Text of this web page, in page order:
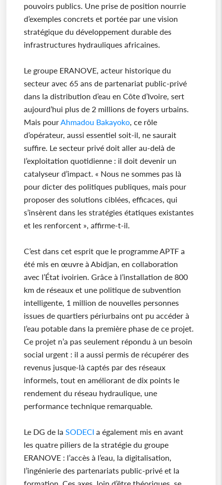
pouvoirs publics. Une prise de position nourrie
d’exemples concrets et portée par une vision
stratégique du développement durable des
infrastructures hydrauliques africaines.
Le groupe ERANOVE, acteur historique du
secteur avec 65 ans de partenariat public-privé
dans la distribution d’eau en Côte d’Ivoire, sert
aujourd’hui plus de 2 millions de foyers urbains.
Mais pourAhmadou Bakayoko, ce rôle
d’opérateur, aussi essentiel soit-il, ne saurait
suffire. Le secteur privé doit aller au-delà de
l’exploitation quotidienne : il doit devenir un
catalyseur d’impact. « Nous ne sommes pas là
pour dicter des politiques publiques, mais pour
proposer des solutions ciblées, efficaces, qui
s’insèrent dans les stratégies étatiques existantes
et les renforcent », affirme-t-il.
C’est dans cet esprit que le programme APTF a
été mis en œuvre à Abidjan, en collaboration
avec l’État ivoirien. Grâce à l’installation de 800
km de réseaux et une politique de subvention
intelligente, 1 million de nouvelles personnes
issues de quartiers périurbains ont pu accéder à
l’eau potable dans la première phase de ce projet.
Ce projet n’a pas seulement répondu à un besoin
social urgent : il a aussi permis de récupérer des
revenus jusque-là captés par des réseaux
informels, tout en améliorant de dix points le
rendement du réseau hydraulique, une
performance technique remarquable.
Le DG de la SODECI a également mis en avant
les quatre piliers de la stratégie du groupe
ERANOVE : l’accès à l’eau, la digitalisation,
l’ingénierie des partenariats public-privé et la